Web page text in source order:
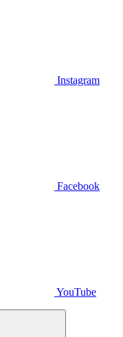
Instagram
Facebook
YouTube